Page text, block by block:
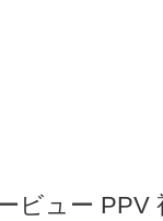
ビュー PPV